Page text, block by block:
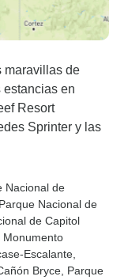
maravillas de
estancias en
Resort
Sprinter y las
Nacional de
Parque Nacional de
de Capitol
Monumento
Escalante
Bryce , Parque